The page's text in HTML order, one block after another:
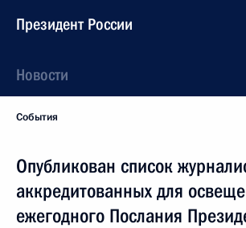
Президент России
Новости
События
Опубликован список
аккредитованных для
ежегодного Послания